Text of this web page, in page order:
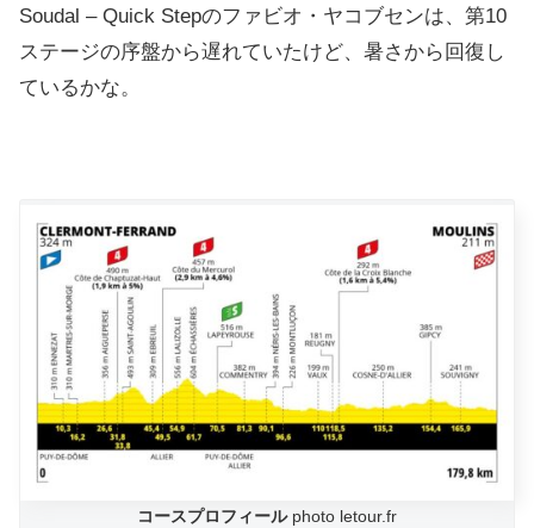
Soudal – Quick Stepのファビオ・ヤコブセンは、第10
ステージの序盤から遅れていたけど、暑さから回復し
ているかな。
コースプロフィールphoto letour.fr